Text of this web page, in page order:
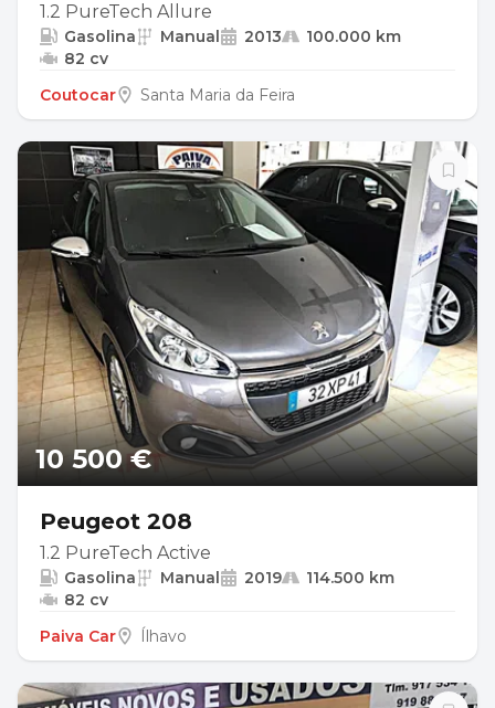
1.2 PureTech Allure
Gasolina Manual 2013
100.000 km
82 cv
Coutocar
Santa Maria da Feira
10 500 €
Peugeot 208
1.2 PureTech Active
Gasolina Manual 2019
114.500 km
82 cv
Paiva Car
Ílhavo